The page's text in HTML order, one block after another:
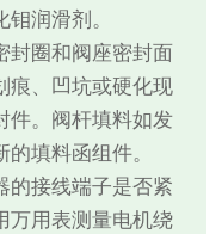
润滑剂。
封圈和阀座密封面
痕、凹坑或硬化现
件。阀杆填料如发
填料函组件。
的接线端子是否紧
万用表测量电机绕